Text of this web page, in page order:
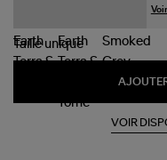
Tailleunique
VOIR